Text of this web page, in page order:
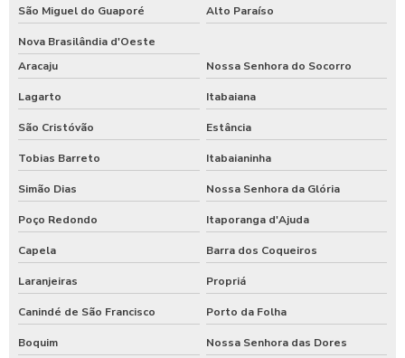
São Miguel do Guaporé Alto Paraíso
Nova Brasilândia d'Oeste
Aracaju
Nossa Senhora do Socorro
Lagarto Itabaiana
São Cristóvão Estância
Tobias Barreto Itabaianinha
Simão Dias Nossa Senhora da Glória
Poço Redondo Itaporanga d'Ajuda
Capela Barra dos Coqueiros
Laranjeiras Propriá
Canindé de São Francisco Porto da Folha
Boquim
Nossa Senhora das Dores